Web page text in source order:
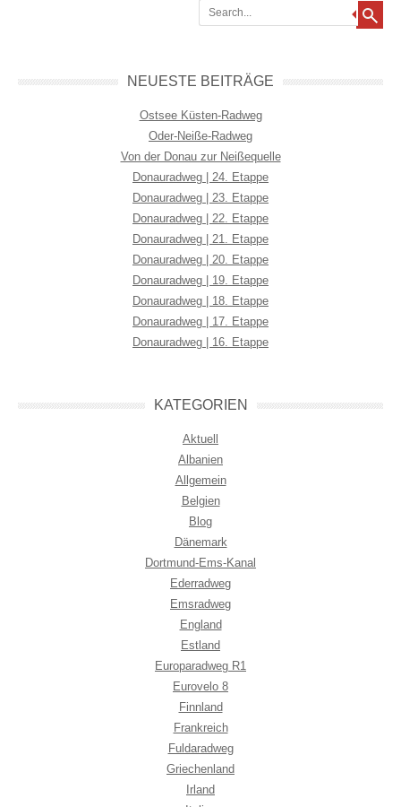
Search
NEUESTE BEITRÄGE
Ostsee Küsten-Radweg
Oder-Neiße-Radweg
Von der Donau zur Neißequelle
Donauradweg | 24. Etappe
Donauradweg | 23. Etappe
Donauradweg | 22. Etappe
Donauradweg | 21. Etappe
Donauradweg | 20. Etappe
Donauradweg | 19. Etappe
Donauradweg | 18. Etappe
Donauradweg | 17. Etappe
Donauradweg | 16. Etappe
KATEGORIEN
Aktuell
Albanien
Allgemein
Belgien
Blog
Dänemark
Dortmund-Ems-Kanal
Ederradweg
Emsradweg
England
Estland
Europaradweg R1
Eurovelo 8
Finnland
Frankreich
Fuldaradweg
Griechenland
Irland